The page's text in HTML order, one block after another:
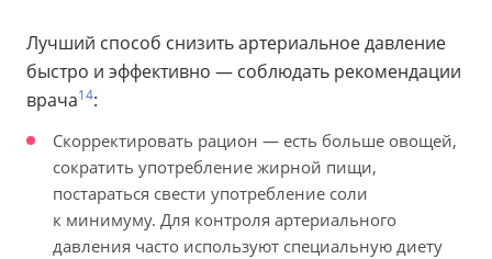
Лучший способ снизить артериальное давление
быстро и эффективно — соблюдать рекомендации
врача14:
Скорректировать рацион — есть больше овощей,
сократить употребление жирной пищи,
постараться свести употребление соли
к минимуму. Для контроля артериального
давления часто используют специальную диету